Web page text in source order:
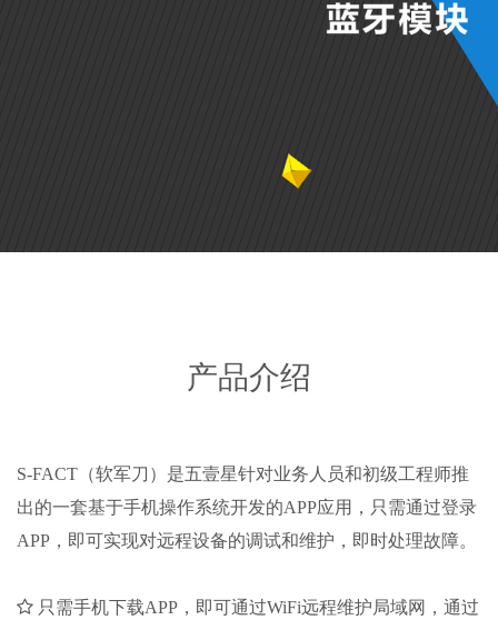
产品介绍
S-FACT（软军刀）是五壹星针对业务人员和初级工程师推
出的一套基于手机操作系统开发的APP应用，只需通过登录
APP，即可实现对远程设备的调试和维护，即时处理故障。
只需手机下载APP，即可通过WiFi远程维护局域网，通过